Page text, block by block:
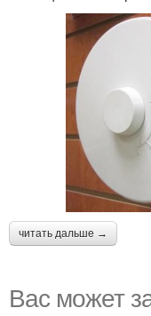
читать дальше →
Вас может